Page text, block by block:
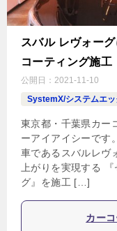
スバル レヴォー
コーティング施
公開日： 2021-11-10
SystemX/システムエ
東京都・千葉県カー
ーアイアイシーです
車であるスバルレヴ
上がりを実現する
グ』を施工 […]
カー